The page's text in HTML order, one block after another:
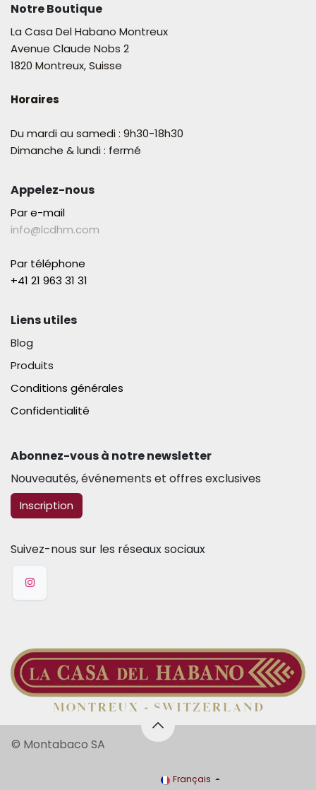
Notre Boutique
La Casa Del Habano Montreux
Avenue Claude Nobs 2
1820 Montreux, Suisse
Horaires
Du mardi au samedi : 9h30-18h30
Dimanche & lundi : fermé
Appelez-nous
Par e-mail
info@lcdhm.com
Par téléphone
+41 21 963 31 31​
Liens utiles
Blog
Produits
Conditions générales
Confidentialité
Abonnez-vous à notre newsletter​
Nouveautés, événements et offres exclusives
​​​​Inscription
Suivez-nous sur les réseaux sociaux
© Montabaco SA
Français